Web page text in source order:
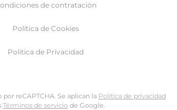
de contratación
Política de Cookies
Politica de Privacidad
reCAPTCHA. Se aplican la Política de privacidad
Términos de serviciode Google.